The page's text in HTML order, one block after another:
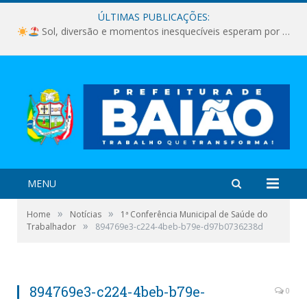
ÚLTIMAS PUBLICAÇÕES:
Sol, diversão e momentos inesquecíveis esperam por você!
MENU
Home » Notícias »
1ª Conferência Municipal de Saúde do
Trabalhador » 894769e3-c224-4beb-b79e-d97b0736238d
894769e3-c224-4beb-b79e-
0